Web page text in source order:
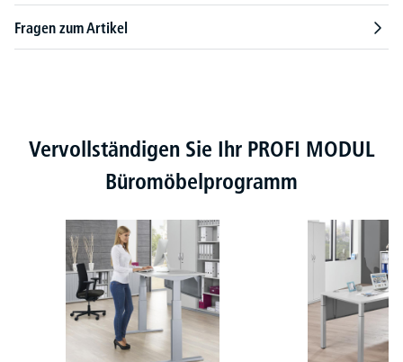
Fragen zum Artikel
Produktgalerie überspringen
Vervollständigen Sie Ihr PROFI MODUL
Büromöbelprogramm